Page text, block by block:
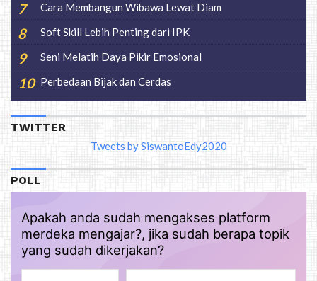
Cara Membangun Wibawa Lewat Diam
Soft Skill Lebih Penting dari IPK
Seni Melatih Daya Pikir Emosional
Perbedaan Bijak dan Cerdas
TWITTER
Tweets by SiswantoEdy2020
POLL